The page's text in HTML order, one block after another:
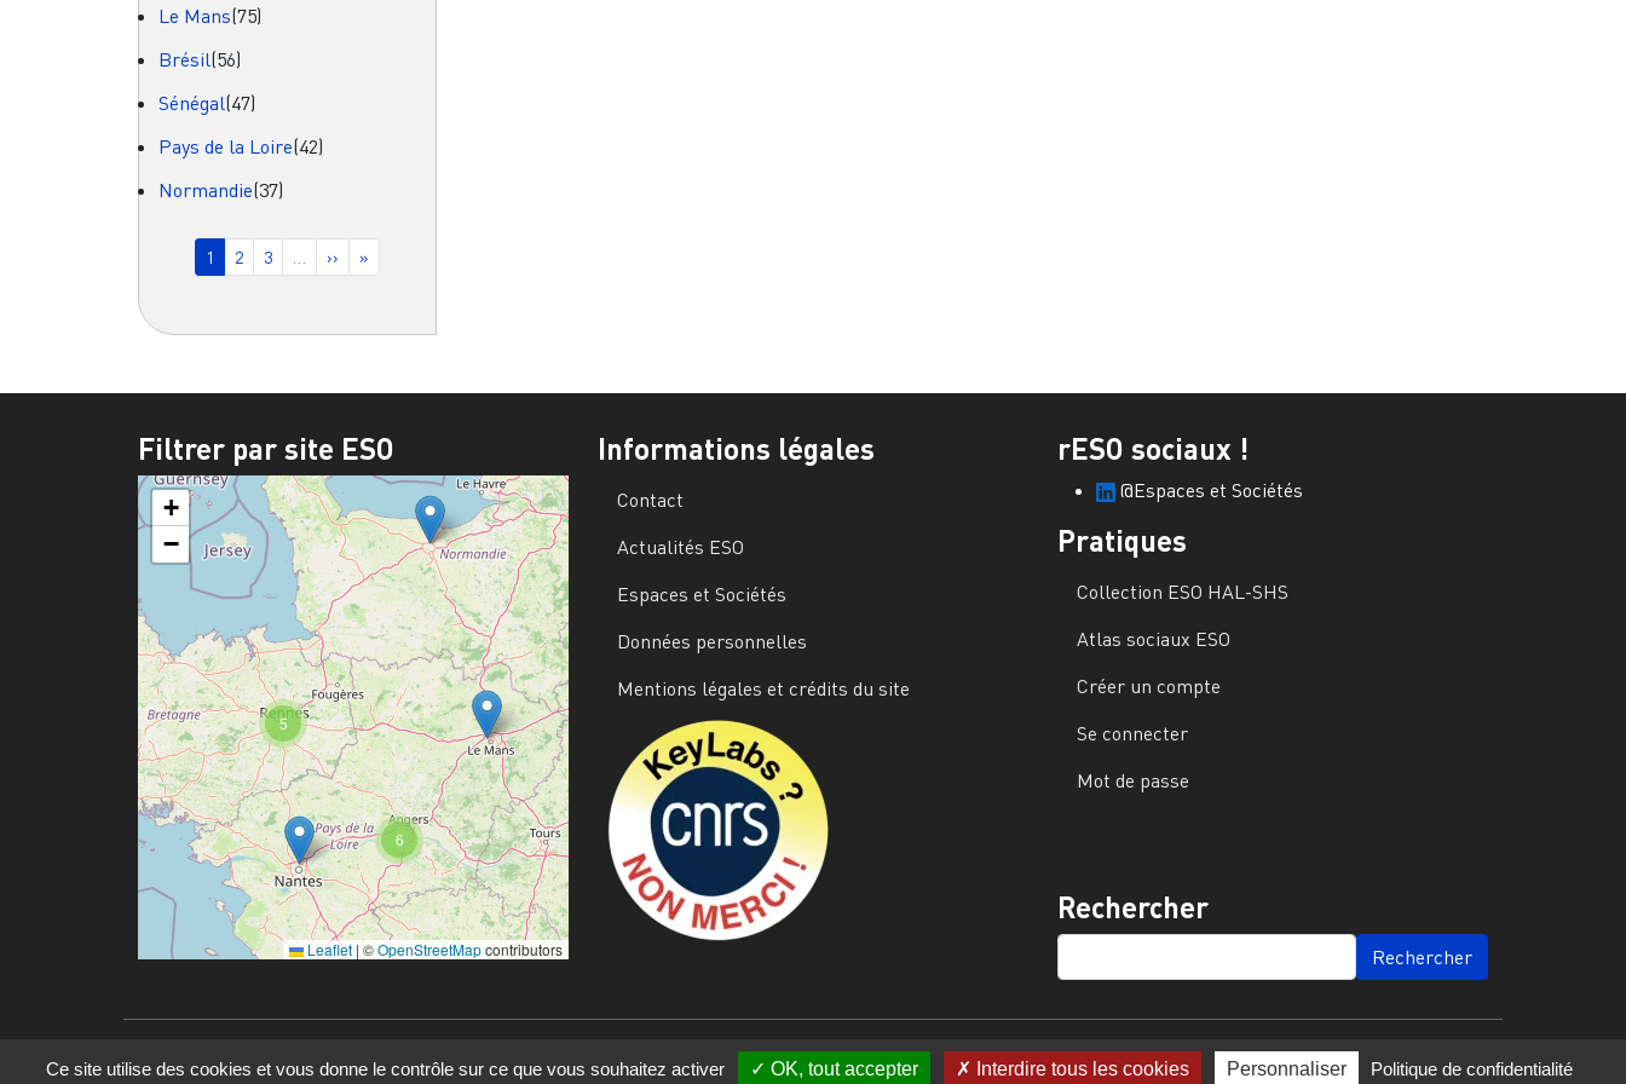
Le Mans(75)
Brésil(56)
Sénégal(47)
Pays de la Loire(42)
Normandie(37)
Pagination
Page courante
1 Page
2 Page
3 Page suivante
›› Dernière page
»
Filtrer par site ESO
6
5
+
−
Leaflet | ©OpenStreetMapcontributors
Informations légales
Contact
Actualités ESO
Espaces et Sociétés
Données personnelles
Mentions légales et crédits du site
rESO sociaux !
@Espaces et Sociétés
Pratiques
Collection ESO HAL-SHS
Atlas sociaux ESO
Créer un compte
Se connecter
Mot de passe
Rechercher
SEARCH
Ce site utilise des cookies et vous donne le contrôle sur ce que vous souhaitez activer OK, tout accepter Interdire tous les cookies Personnaliser Politique de confidentialité